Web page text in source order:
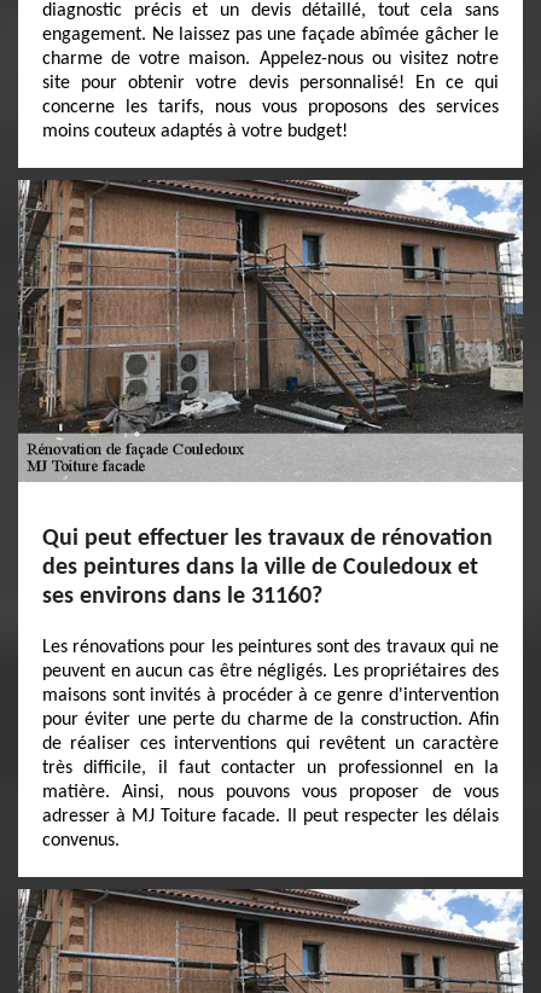
diagnostic précis et un devis détaillé, tout cela sans
engagement. Ne laissez pas une façade abîmée gâcher le
charme de votre maison. Appelez-nous ou visitez notre
site pour obtenir votre devis personnalisé! En ce qui
concerne les tarifs, nous vous proposons des services
moins couteux adaptés à votre budget!
Qui peut effectuer les travaux de rénovation
des peintures dans la ville de Couledoux et
ses environs dans le 31160?
Les rénovations pour les peintures sont des travaux qui ne
peuvent en aucun cas être négligés. Les propriétaires des
maisons sont invités à procéder à ce genre d'intervention
pour éviter une perte du charme de la construction. Afin
de réaliser ces interventions qui revêtent un caractère
très difficile, il faut contacter un professionnel en la
matière. Ainsi, nous pouvons vous proposer de vous
adresser à MJ Toiture facade. Il peut respecter les délais
convenus.